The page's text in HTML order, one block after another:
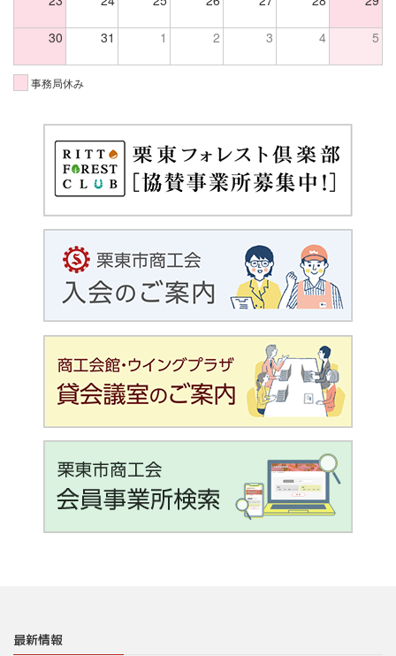
30 31 1 2 3 4 5
事務局休み
最新情報